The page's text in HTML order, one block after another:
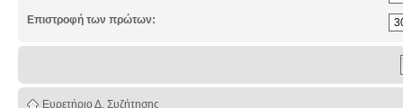
Επιστροφή των πρώτων:
Ευρετήριο Δ. Συζήτησης